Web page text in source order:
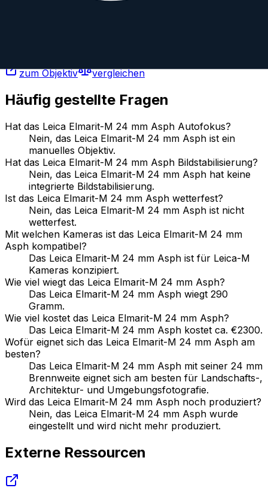
zum Objektiv
vergleichen
Häufig gestellte Fragen
Hat das Leica Elmarit-M 24 mm Asph Autofokus?
Nein, das Leica Elmarit-M 24 mm Asph ist ein
manuelles Objektiv.
Hat das Leica Elmarit-M 24 mm Asph Bildstabilisierung?
Nein, das Leica Elmarit-M 24 mm Asph hat keine
integrierte Bildstabilisierung.
Ist das Leica Elmarit-M 24 mm Asph wetterfest?
Nein, das Leica Elmarit-M 24 mm Asph ist nicht
wetterfest.
Mit welchen Kameras ist das Leica Elmarit-M 24 mm
Asph kompatibel?
Das Leica Elmarit-M 24 mm Asph ist für Leica-M
Kameras konzipiert.
Wie viel wiegt das Leica Elmarit-M 24 mm Asph?
Das Leica Elmarit-M 24 mm Asph wiegt 290
Gramm.
Wie viel kostet das Leica Elmarit-M 24 mm Asph?
Das Leica Elmarit-M 24 mm Asph kostet ca. €2300.
Wofür eignet sich das Leica Elmarit-M 24 mm Asph am
besten?
Das Leica Elmarit-M 24 mm Asph mit seiner 24 mm
Brennweite eignet sich am besten für Landschafts-,
Architektur- und Umgebungsfotografie.
Wird das Leica Elmarit-M 24 mm Asph noch produziert?
Nein, das Leica Elmarit-M 24 mm Asph wurde
eingestellt und wird nicht mehr produziert.
Externe Ressourcen